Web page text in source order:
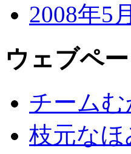
2008年5
ウェブペ
チーム
枝元な